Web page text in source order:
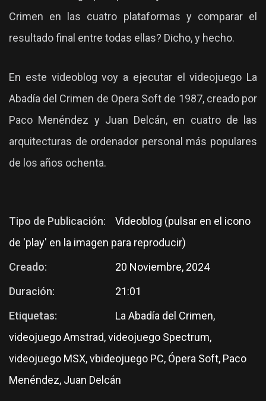
Crimen en las cuatro plataformas y comparar el
resultado final entre todas ellas? Dicho, y hecho.
En este videoblog voy a ejecutar el videojuego La
Abadía del Crimen de Opera Soft de 1987, creado por
Paco Menéndez y Juan Delcán, en cuatro de las
arquitecturas de ordenador personal más populares
de los años ochenta.
Tipo de Publicación:
Videoblog (pulsar en el icono
de 'play' en la imagen para reproducir)
Creado:
20 Noviembre, 2024
Duración:
21:01
Etiquetas:
La Abadía del Crimen,
videojuego Amstrad, videojuego Spectrum,
videojuego MSX, vbideojuego PC, Ópera Soft, Paco
Menéndez, Juan Delcán